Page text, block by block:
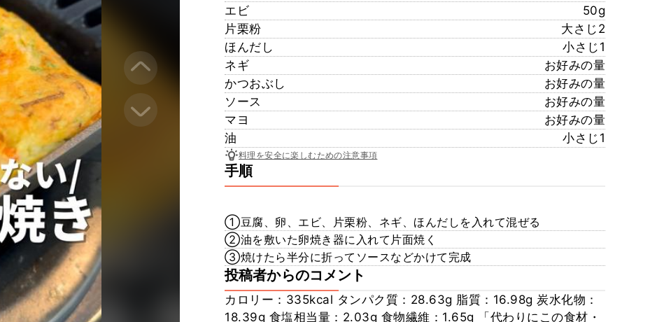
エビ
50g
片栗粉
大さじ2
ほんだし
小さじ1
ネギ
お好みの量
かつおぶし
お好みの量
ソース
お好みの量
マヨ
お好みの量
油
小さじ1
料理を安全に楽しむための注意事項
手順
①豆腐、卵、エビ、片栗粉、ネギ、ほんだしを入れて混ぜる
②油を敷いた卵焼き器に入れて片面焼く
③焼けたら半分に折ってソースなどかけて完成
投稿者からのコメント
カロリー：335kcal タンパク質：28.63g 脂質：16.98g 炭水化物：
18.39g 食塩相当量：2.03g 食物繊維：1.65g 「代わりにこの食材・